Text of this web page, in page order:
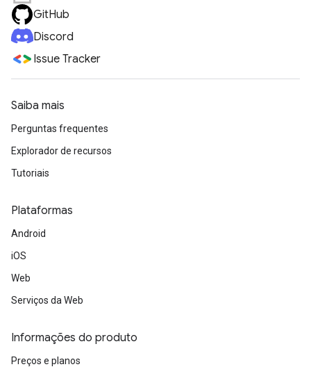
GitHub
Discord
Issue Tracker
Saiba mais
Perguntas frequentes
Explorador de recursos
Tutoriais
Plataformas
Android
iOS
Web
Serviços da Web
Informações do produto
Preços e planos